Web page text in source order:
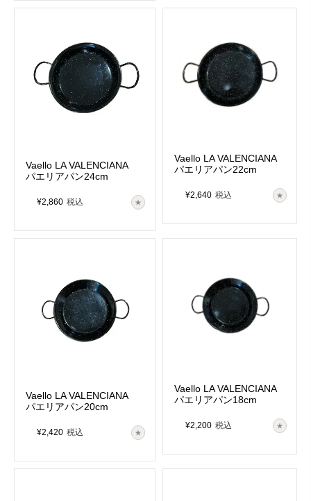
Vaello LA VALENCIANA
パエリアパン24cm
¥2,860 税込
Vaello LA VALENCIANA
パエリアパン22cm
¥2,640 税込
Vaello LA VALENCIANA
パエリアパン20cm
¥2,420 税込
Vaello LA VALENCIANA
パエリアパン18cm
¥2,200 税込